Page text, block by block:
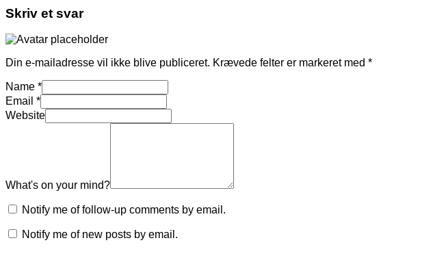
Skriv et svar
Din e-mailadresse vil ikke blive publiceret. Krævede felter er markeret med *
Name *
Email *
Website
What's on your mind?
Notify me of follow-up comments by email.
Notify me of new posts by email.